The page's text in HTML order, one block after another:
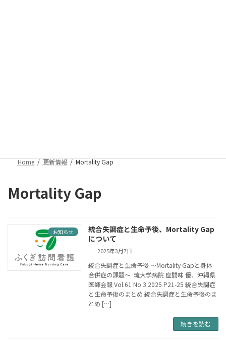
Home 更新情報 Mortality Gap
Mortality Gap
お知らせ
統合失調症と生命予後、Mortality Gap
について
2025年3月7日
統合失調症と生命予後 ～Mortality Gapと身体
合併症の課題～ :琉大学病院 座間味 優、沖縄県
医師会報 Vol.61 No.3 2025 P21-25 統合失調症
と生命予後のまとめ 統合失調症と生命予後のま
とめ […]
続きを読む